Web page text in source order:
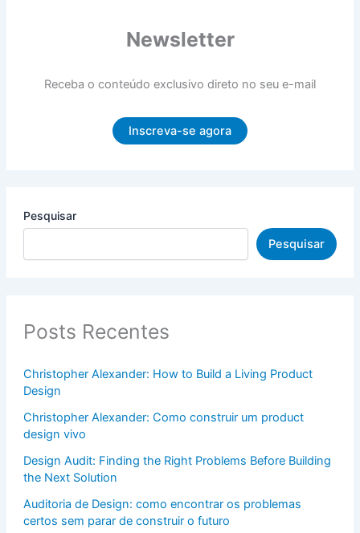
Newsletter
Receba o conteúdo exclusivo direto no seu e-mail
Inscreva-se agora
Pesquisar
Pesquisar
Posts Recentes
Christopher Alexander: How to Build a Living Product
Design
Christopher Alexander: Como construir um product
design vivo
Design Audit: Finding the Right Problems Before Building
the Next Solution
Auditoria de Design: como encontrar os problemas
certos sem parar de construir o futuro